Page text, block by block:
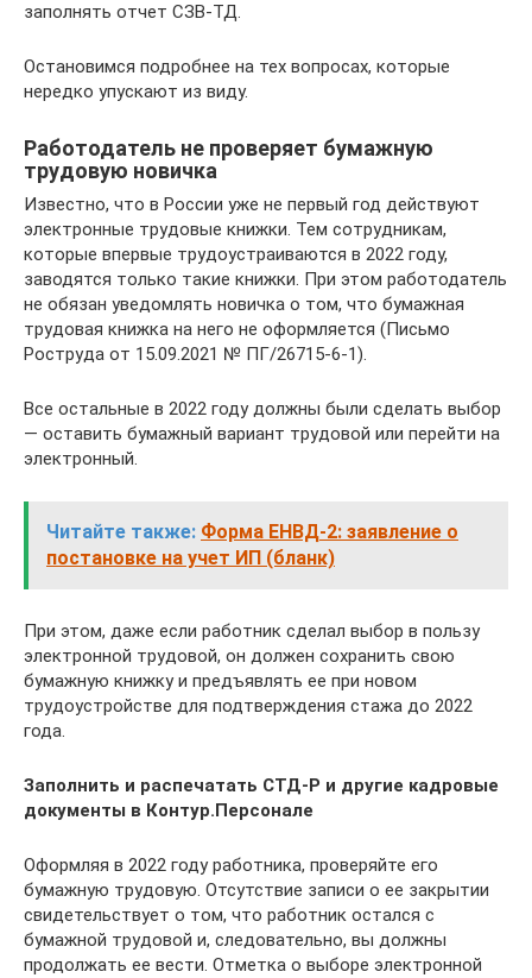
заполнять отчет СЗВ‑ТД.
Остановимся подробнее на тех вопросах, которые
нередко упускают из виду.
Работодатель не проверяет бумажную
трудовую новичка
Известно, что в России уже не первый год действуют
электронные трудовые книжки. Тем сотрудникам,
которые впервые трудоустраиваются в 2022 году,
заводятся только такие книжки. При этом работодатель
не обязан уведомлять новичка о том, что бумажная
трудовая книжка на него не оформляется (Письмо
Роструда от 15.09.2021 № ПГ/26715-6-1).
Все остальные в 2022 году должны были сделать выбор
— оставить бумажный вариант трудовой или перейти на
электронный.
Читайте также: Форма ЕНВД-2: заявление о
постановке на учет ИП (бланк)
При этом, даже если работник сделал выбор в пользу
электронной трудовой, он должен сохранить свою
бумажную книжку и предъявлять ее при новом
трудоустройстве для подтверждения стажа до 2022
года.
Заполнить и распечатать СТД-Р и другие кадровые
документы в Контур.Персонале
Оформляя в 2022 году работника, проверяйте его
бумажную трудовую. Отсутствие записи о ее закрытии
свидетельствует о том, что работник остался с
бумажной трудовой и, следовательно, вы должны
продолжать ее вести. Отметка о выборе электронной